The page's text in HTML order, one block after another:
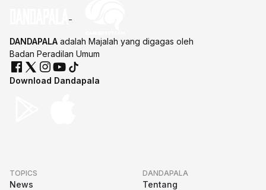
DANDAPALA adalah Majalah yang digagas oleh
Badan Peradilan Umum
Download Dandapala
TOPICS
News
DANDAPALA
Tentang